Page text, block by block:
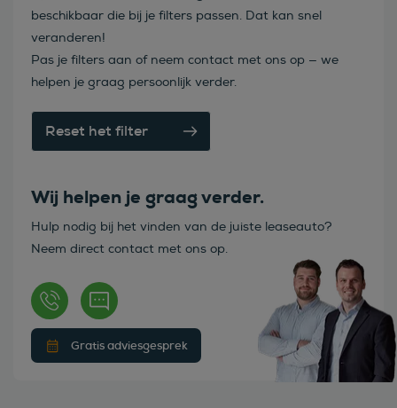
beschikbaar die bij je filters passen. Dat kan snel
veranderen!
Pas je filters aan of neem contact met ons op — we
helpen je graag persoonlijk verder.
Reset het filter
Wij helpen je graag verder.
Hulp nodig bij het vinden van de juiste leaseauto?
Neem direct contact met ons op.
Gratis adviesgesprek